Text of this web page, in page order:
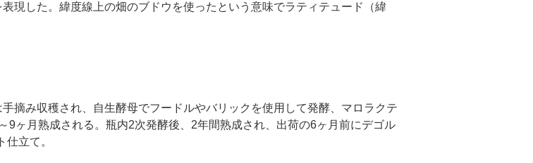
現した。緯度線上の畑のブドウを使ったという意味でラティテュード（緯
摘み収穫され、自生酵母でフードルやバリックを使用して発酵、マロラクテ
9ヶ月熟成される。瓶内2次発酵後、2年間熟成され、出荷の6ヶ月前にデゴル
立て。